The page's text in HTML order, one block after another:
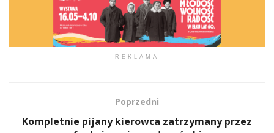
REKLAMA
Poprzedni
Kompletnie pijany kierowca zatrzymany przez